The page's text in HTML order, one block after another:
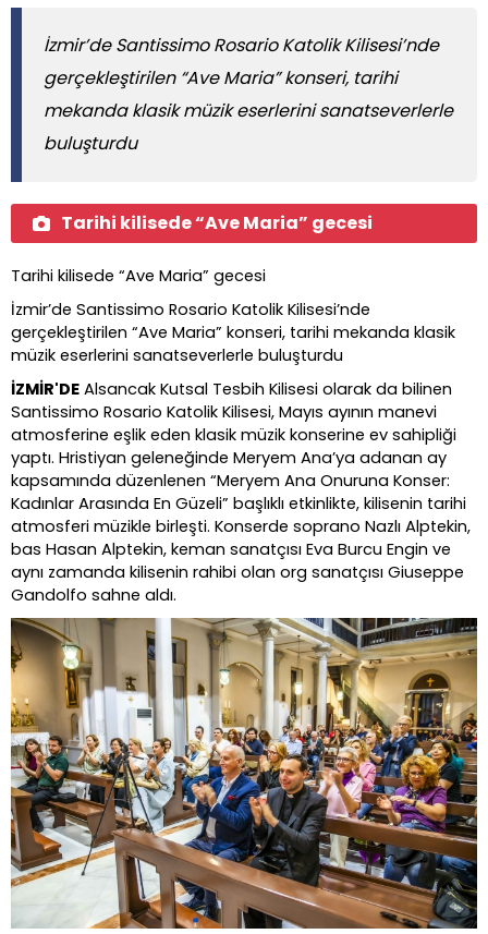
İzmir’de Santissimo Rosario Katolik Kilisesi’nde
gerçekleştirilen “Ave Maria” konseri, tarihi
mekanda klasik müzik eserlerini sanatseverlerle
buluşturdu
Tarihi kilisede “Ave Maria” gecesi
Tarihi kilisede “Ave Maria” gecesi
İzmir’de Santissimo Rosario Katolik Kilisesi’nde
gerçekleştirilen “Ave Maria” konseri, tarihi mekanda klasik
müzik eserlerini sanatseverlerle buluşturdu
İZMİR'DE Alsancak Kutsal Tesbih Kilisesi olarak da bilinen
Santissimo Rosario Katolik Kilisesi, Mayıs ayının manevi
atmosferine eşlik eden klasik müzik konserine ev sahipliği
yaptı. Hristiyan geleneğinde Meryem Ana’ya adanan ay
kapsamında düzenlenen “Meryem Ana Onuruna Konser:
Kadınlar Arasında En Güzeli” başlıklı etkinlikte, kilisenin tarihi
atmosferi müzikle birleşti. Konserde soprano Nazlı Alptekin,
bas Hasan Alptekin, keman sanatçısı Eva Burcu Engin ve
aynı zamanda kilisenin rahibi olan org sanatçısı Giuseppe
Gandolfo sahne aldı.